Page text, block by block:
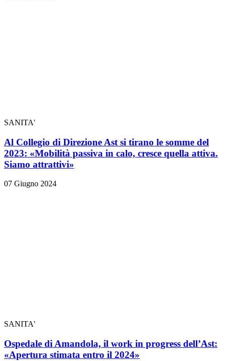
SANITA'
Al Collegio di Direzione Ast si tirano le somme del
2023: «Mobilità passiva in calo, cresce quella attiva.
Siamo attrattivi»
07 Giugno 2024
SANITA'
Ospedale di Amandola, il work in progress dell’Ast:
«Apertura stimata entro il 2024»